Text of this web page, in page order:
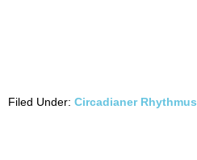
Filed Under: Circadianer Rhythmus